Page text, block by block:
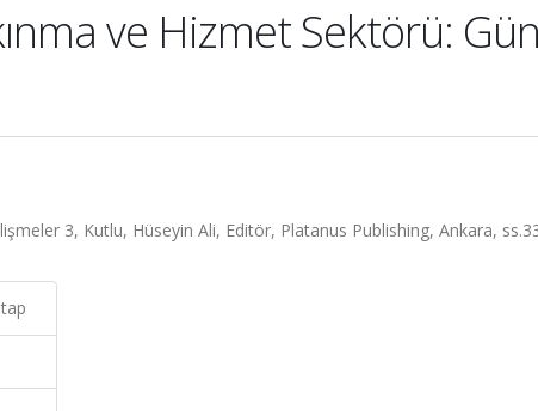
ve Hizmet Sektörü:
3, Kutlu, Hüseyin Ali, Editör, Platanus Publishing, Ankara,